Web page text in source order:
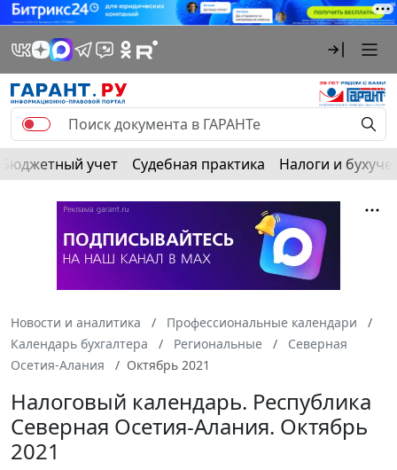
Бюджетный учет Судебная практика Налоги и
Новости и аналитика
Профессиональные календари
Календарь бухгалтера
Региональные
Северная
Осетия-Алания
Октябрь 2021
Налоговый календарь. Республика
Северная Осетия-Алания. Октябрь
2021